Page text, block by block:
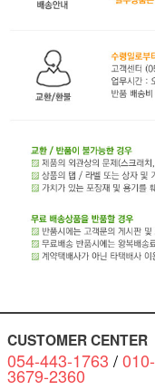
CUSTOMER CENTER
054-443-1763 /010-
3679-2360